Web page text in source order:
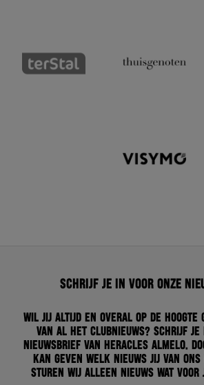
Schrijf je in voor onze
Wil jij altijd en overal op de hoogte
van al het clubnieuws? Schrijf je
nieuwsbrief van Heracles Almelo.
kan geven welk nieuws jij van
sturen wij alleen nieuws wat voor